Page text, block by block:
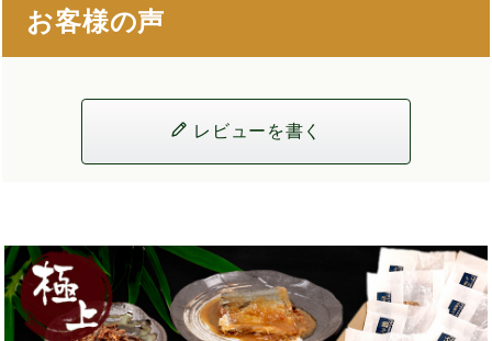
お客様の声
レビューを書く